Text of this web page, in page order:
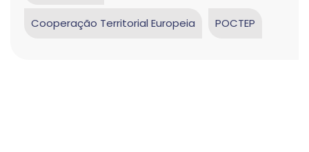
Cooperação Territorial Europeia POCTEP